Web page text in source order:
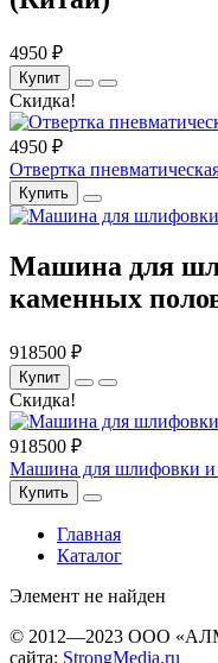
4950 ₽
Купит
Скидка!
4950 ₽
Отвертка
Купить
Машина для
каменных
918500 ₽
Купит
Скидка!
918500 ₽
Машина для шлифовки и
Купить
Главная
Каталог
Элемент не найден
© 2012—2023 ООО
сайта: StrongMedia.ru